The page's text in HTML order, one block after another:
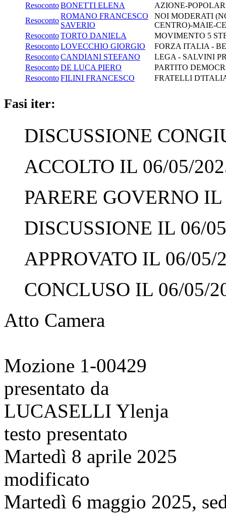
ResocontoBONETTI ELENA
AZIONE-
Resoconto
ROMANO FRANCESCO
SAVERIO
NOI MODERATI
CENTRO)-MAIE-
ResocontoTORTO DANIELA
MOVIMENTO 5
ResocontoLOVECCHIO GIORGIO
FORZA ITALIA -
ResocontoCANDIANI STEFANO
LEGA - SALVINI
ResocontoDE LUCA PIERO
PARTITO
ResocontoFILINI FRANCESCO FRATELLI
Fasi iter:
DISCUSSIONE
ACCOLTO IL 06/05/
PARERE GOVERNO
DISCUSSIONE IL 06/
APPROVATO IL 06/05/
CONCLUSO IL 06/05/
Atto Camera
Mozione 1-00429
presentato da
LUCASELLI Ylenja
testo presentato
Martedì 8 aprile 2025
modificato
Martedì 6 maggio 2025,